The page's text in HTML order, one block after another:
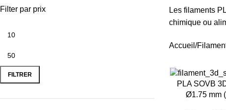
Filter par prix
FILTRER
Les filaments
chimique ou
Accueil
-26%
PLA SOVB
Ø1.75 mm